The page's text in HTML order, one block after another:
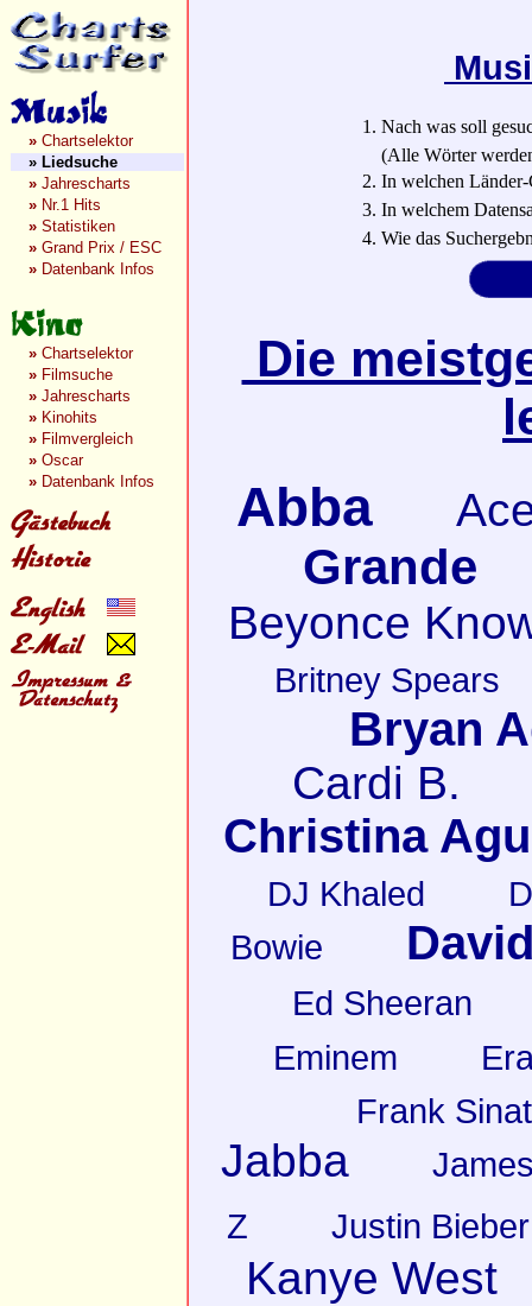
» Chartselektor
» Liedsuche
» Jahrescharts
» Nr.1 Hits
» Statistiken
» Grand Prix / ESC
» Datenbank Infos
» Chartselektor
» Filmsuche
» Jahrescharts
» Kinohits
» Filmvergleich
» Oscar
» Datenbank Infos
1. Nach was soll
(Alle Wörter
2. In welchen Länder-
3. In welchem
4. Wie das
Die
Abba
Grande
Beyonce
Britney Spears
Bryan
Cardi B.
Christina
DJ Khaled
Bowie
Ed Sheeran
Eminem
Frank
Jabba
Z
Justin Bieber
Kanye West